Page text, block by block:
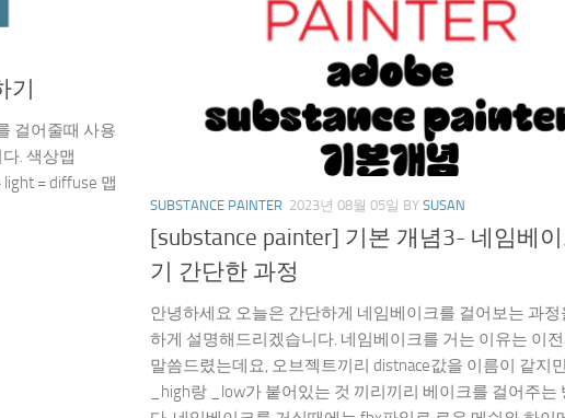
걸어줄때 사용
. 색상맵
= diffuse 맵
SUBSTANCE PAINTER 2023년 08월 05일 BY SUSAN
[substance painter] 기본 개념3- 네임베
기 간단한 과정
안녕하세요 오늘은 간단하게 네임베이크를 걸어보는 과정
하게 설명해드리겠습니다. 네임베이크를 거는 이유는 이
말씀드렸는데요, 오브젝트끼리 distnace값을 이름이 같지
_high랑 _low가 붙어있는 것 끼리끼리 베이크를 걸어주는